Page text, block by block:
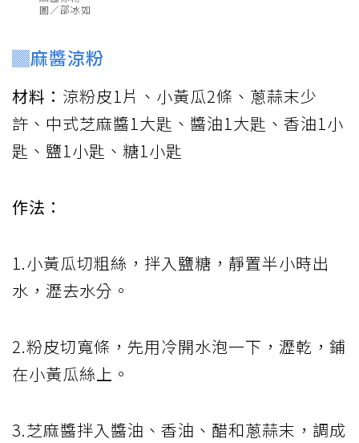
圖／邵冰如
▓麻醬涼粉
材料： 涼粉皮1片、小黃瓜2條、蔥蒜末少
許、中式芝麻醬1大匙、醬油1大匙、香油1小
匙、鹽1小匙、糖1小匙
作法：
1.小黃瓜切粗絲，拌入鹽糖，靜置半小時出
水，瀝去水分。
2.粉皮切寬條，先用冷開水泡一下，瀝乾，鋪
在小黃瓜絲上。
3.芝麻醬拌入醬油、香油、醋和蔥蒜末，調成